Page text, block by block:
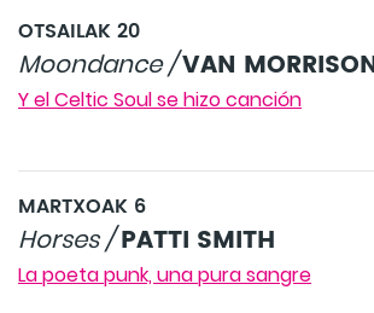
OTSAILAK 20
Moondance /VAN
Y el Celtic Soul se hizo canción
MARTXOAK 6
Horses /PATTI SMITH
La poeta punk, una pura sangre